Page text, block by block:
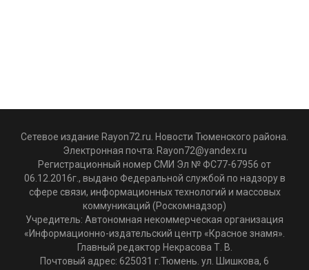
Сетевое издание Rayon72.ru. Новости Тюменского района.
Электронная почта: Rayon72@yandex.ru
Регистрационный номер СМИ Эл № ФС77-67956 от
06.12.2016г., выдано Федеральной службой по надзору в
сфере связи, информационных технологий и массовых
коммуникаций (Роскомнадзор)
Учредитель: Автономная некоммерческая организация
«Информационно-издательский центр «Красное знамя».
Главный редактор Некрасова Т. В.
Почтовый адрес: 625031 г.Тюмень. ул. Шишкова, 6